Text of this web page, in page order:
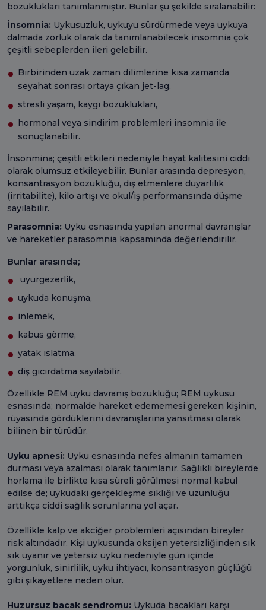
bozuklukları tanımlanmıştır. Bunlar şu şekilde sıralanabilir:
İnsomnia: Uykusuzluk, uykuyu sürdürmede veya uykuya
dalmada zorluk olarak da tanımlanabilecek insomnia çok
çeşitli sebeplerden ileri gelebilir.
Birbirinden uzak zaman dilimlerine kısa zamanda
seyahat sonrası ortaya çıkan jet-lag,
stresli yaşam, kaygı bozuklukları,
hormonal veya sindirim problemleri insomnia ile
sonuçlanabilir.
İnsonmina; çeşitli etkileri nedeniyle hayat kalitesini ciddi
olarak olumsuz etkileyebilir. Bunlar arasında depresyon,
konsantrasyon bozukluğu, dış etmenlere duyarlılık
(irritabilite), kilo artışı ve okul/iş performansında düşme
sayılabilir.
Parasomnia: Uyku esnasında yapılan anormal davranışlar
ve hareketler parasomnia kapsamında değerlendirilir.
Bunlar arasında;
uyurgezerlik,
uykuda konuşma,
inlemek,
kabus görme,
yatak ıslatma,
diş gıcırdatma sayılabilir.
Özellikle REM uyku davranış bozukluğu; REM uykusu
esnasında; normalde hareket edememesi gereken kişinin,
rüyasında gördüklerini davranışlarına yansıtması olarak
bilinen bir türüdür.
Uyku apnesi: Uyku esnasında nefes almanın tamamen
durması veya azalması olarak tanımlanır. Sağlıklı bireylerde
horlama ile birlikte kısa süreli görülmesi normal kabul
edilse de; uykudaki gerçekleşme sıklığı ve uzunluğu
arttıkça ciddi sağlık sorunlarına yol açar.
Özellikle kalp ve akciğer problemleri açısından bireyler
risk altındadır. Kişi uykusunda oksijen yetersizliğinden sık
sık uyanır ve yetersiz uyku nedeniyle gün içinde
yorgunluk, sinirlilik, uyku ihtiyacı, konsantrasyon güçlüğü
gibi şikayetlere neden olur.
Huzursuz bacak sendromu: Uykuda bacakları karşı